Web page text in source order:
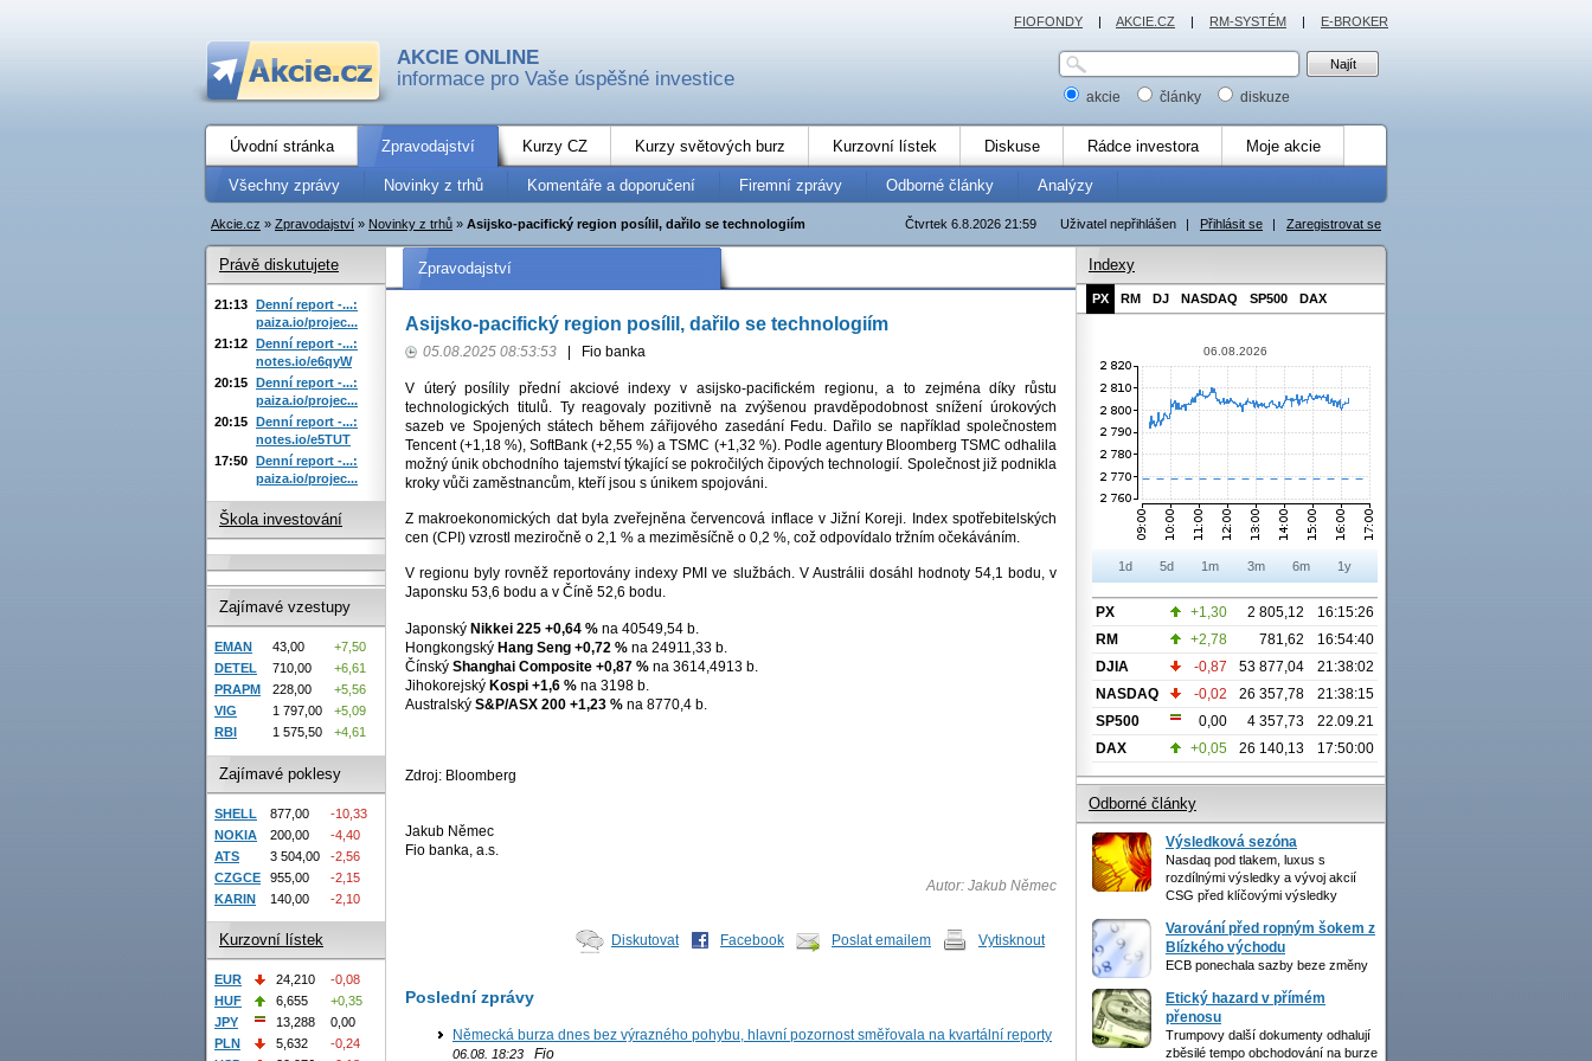
AKCIE ONLINE
informace pro Vaše úspěšné investice
akcie články diskuze
Úvodní stránka Zpravodajství Kurzy CZ Kurzy světových burz Kurzovní lístek Diskuse Rádce investora Moje akcie
Všechny zprávy Novinky z trhů Komentáře a doporučení Firemní zprávy Odborné články Analýzy
Uživatel nepřihlášen | Přihlásit se | Zaregistrovat se
Čtvrtek 6.8.2026 21:59
Akcie.cz » Zpravodajství » Novinky z trhů » Asijsko-pacifický region posílil, dařilo se technologiím
Zpravodajství
Asijsko-pacifický region posílil, dařilo se technologiím
05.08.2025 08:53:53 Fio banka
V úterý posílily přední akciové indexy v asijsko-pacifickém regionu, a to zejména díky růstu
technologických titulů. Ty reagovaly pozitivně na zvýšenou pravděpodobnost snížení úrokových
sazeb ve Spojených státech během zářijového zasedání Fedu. Dařilo se například společnostem
Tencent (+1,18 %), SoftBank (+2,55 %) a TSMC (+1,32 %). Podle agentury Bloomberg TSMC odhalila
možný únik obchodního tajemství týkající se pokročilých čipových technologií. Společnost již podnikla
kroky vůči zaměstnancům, kteří jsou s únikem spojováni.
Z makroekonomických dat byla zveřejněna červencová inflace v Jižní Koreji. Index spotřebitelských
cen (CPI) vzrostl meziročně o 2,1 % a meziměsíčně o 0,2 %, což odpovídalo tržním očekáváním.
V regionu byly rovněž reportovány indexy PMI ve službách. V Austrálii dosáhl hodnoty 54,1 bodu, v
Japonsku 53,6 bodu a v Číně 52,6 bodu.
Japonský Nikkei 225 +0,64 % na 40549,54 b.
Hongkongský Hang Seng +0,72 % na 24911,33 b.
Čínský Shanghai Composite +0,87 % na 3614,4913 b.
Jihokorejský Kospi +1,6 % na 3198 b.
Australský S&P/ASX 200 +1,23 % na 8770,4 b.
Zdroj: Bloomberg
Jakub Němec
Fio banka, a.s.
Autor: Jakub Němec
Diskutovat Facebook Poslat emailem Vytisknout
Poslední zprávy
Německá burza dnes bez výrazného pohybu, hlavní pozornost směřovala na kvartální reporty
06.08. 18:23 Fio
Právě diskutujete
21:13 Denní report -...:
paiza.io/projec...
21:12 Denní report -...:
notes.io/e6qyW
20:15 Denní report -...:
paiza.io/projec...
20:15 Denní report -...:
notes.io/e5TUT
17:50 Denní report -...:
paiza.io/projec...
Škola investování
Zajímavé vzestupy
EMAN 43,00
+7,50
DETEL
710,00
+6,61
PRAPM
228,00
+5,56
VIG
1 797,00
+5,09
RBI
1 575,50 +4,61
Zajímavé poklesy
SHELL 877,00
-10,33
NOKIA
200,00
-4,40
ATS
3 504,00
-2,56
CZGCE
955,00
-2,15
KARIN
140,00 -2,10
Kurzovní lístek
EUR 24,210
-0,08
HUF
6,655
+0,35
JPY
13,288
0,00
PLN
5,632
-0,24
Indexy
PX RM DJ NASDAQ SP500 DAX
06.08.2026
1d 5d 1m 3m 6m 1y
PX +1,30 2 805,12
16:15:26
RM
+2,78 781,62
16:54:40
DJIA
-0,87 53 877,04
21:38:02
NASDAQ
-0,02 26 357,78
21:38:15
SP500
0,00 4 357,73
22.09.21
DAX
+0,05 26 140,13 17:50:00
Odborné články
Výsledková sezóna
Nasdaq pod tlakem, luxus s
rozdílnými výsledky a vývoj akcií
CSG před klíčovými výsledky
Varování před ropným šokem z
Blízkého východu
ECB ponechala sazby beze změny
Etický hazard v přímém
přenosu
Trumpovy další dokumenty odhalují
zběsilé tempo obchodování na burze
FIOFONDY | AKCIE.CZ | RM-SYSTÉM | E-BROKER